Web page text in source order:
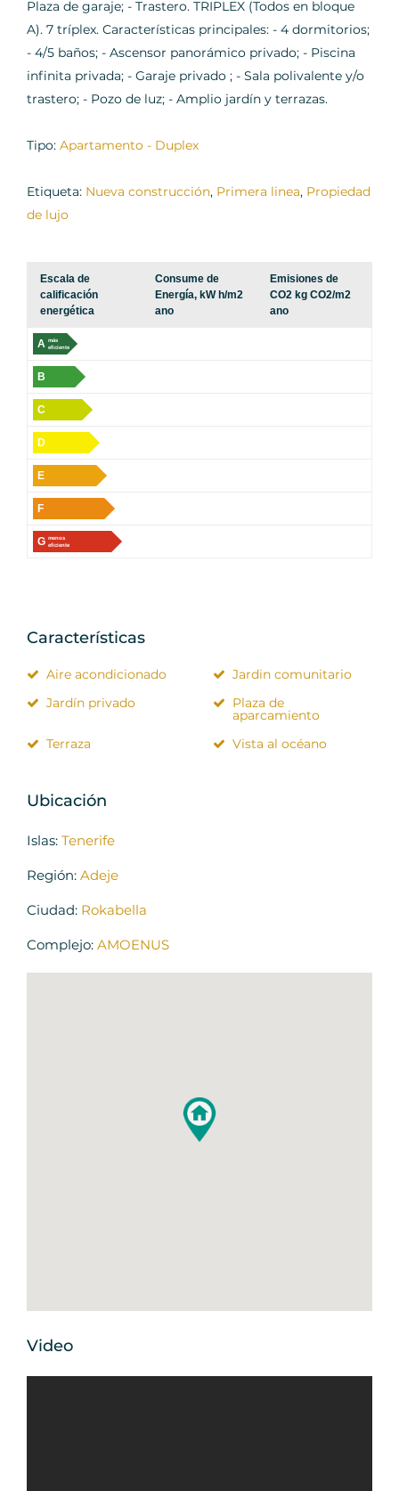
Plaza de garaje; - Trastero. TRIPLEX (Todos en bloque
A). 7 tríplex. Características principales: - 4 dormitorios;
- 4/5 baños; - Ascensor panorámico privado; - Piscina
infinita privada; - Garaje privado ; - Sala polivalente y/o
trastero; - Pozo de luz; - Amplio jardín y terrazas.
Tipo: Apartamento - Duplex
Etiqueta: Nueva construcción, Primera linea, Propiedad
de lujo
Escala de
calificación
energética
Consume de
Energía, kW h/m2
ano
Emisiones de
CO2 kg CO2/m2
ano
A más
eficiente
B
C
D
E
F
G menos
eficiente
Características
Aire acondicionado
Jardin comunitario
Jardín privado
Plaza de
aparcamiento
Terraza
Vista al océano
Ubicación
Islas: Tenerife
Región: Adeje
Ciudad: Rokabella
Complejo: AMOENUS
Video